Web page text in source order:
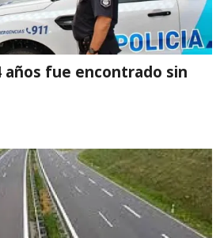
años fue encontrado sin